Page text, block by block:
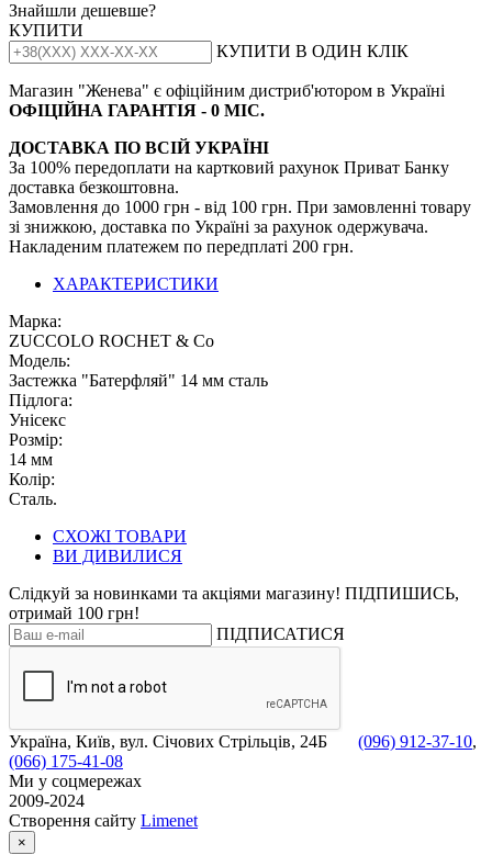
Знайшли дешевше?
КУПИТИ
КУПИТИ В ОДИН КЛІК
Магазин "Женева" є офіційним дистриб'ютором в Україні
ОФІЦІЙНА ГАРАНТІЯ - 0 МІС.
ДОСТАВКА ПО ВСІЙ УКРАЇНІ
За 100% передоплати на картковий рахунок Приват Банку
доставка безкоштовна.
Замовлення до 1000 грн - від 100 грн. При замовленні товару
зі знижкою, доставка по Україні за рахунок одержувача.
Накладеним платежем по передплаті 200 грн.
ХАРАКТЕРИСТИКИ
Марка:
ZUCCOLO ROCHET & Cо
Модель:
Застежка "Батерфляй" 14 мм сталь
Підлога:
Унісекс
Розмір:
14 мм
Колір:
Сталь.
СХОЖІ ТОВАРИ
ВИ ДИВИЛИСЯ
Слідкуй за новинками та акціями магазину! ПІДПИШИСЬ,
отримай 100 грн!
ПІДПИСАТИСЯ
Україна, Київ, вул. Січових Стрільців, 24Б (096) 912-37-10,
(066) 175-41-08
Ми у соцмережах
2009-2024
Створення сайту Limenet
×